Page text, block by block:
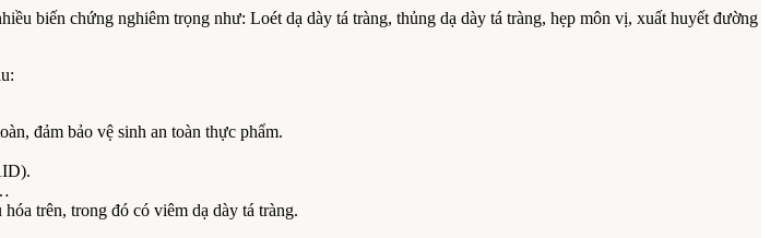
biến chứng nghiêm trọng như: Loét dạ dày tá tràng, thủng dạ dày tá tràng, hẹp môn vị, xuất huyết đường
đảm bảo vệ sinh an toàn thực phẩm.
trên, trong đó có viêm dạ dày tá tràng.